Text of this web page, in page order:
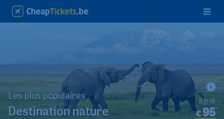
Les plus populaires
Destination nature €95*
à.p.d.